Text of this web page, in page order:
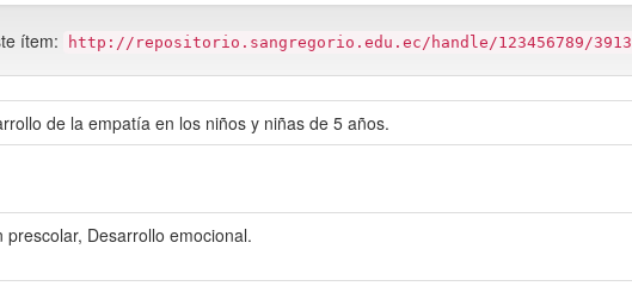
ítem: http://repositorio.sangregorio.edu.ec/handle/123456789/3913
de la empatía en los niños y niñas de 5 años.
Desarrollo emocional.